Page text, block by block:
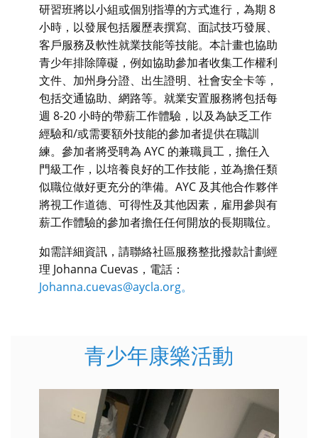
研習班將以小組或個別指導的方式進行，為期 8
小時，以發展包括履歷表撰寫、面試技巧發展、
客戶服務及軟性就業技能等技能。本計畫也協助
青少年排除障礙，例如協助參加者收集工作權利
文件、加州身分證、出生證明、社會安全卡等，
包括交通協助、網路等。就業安置服務將包括每
週 8-20 小時的帶薪工作體驗，以及為缺乏工作
經驗和/或需要額外技能的參加者提供在職訓
練。參加者將受聘為 AYC 的兼職員工，擔任入
門級工作，以培養良好的工作技能，並為擔任類
似職位做好更充分的準備。AYC 及其他合作夥伴
將視工作道德、可得性及其他因素，雇用參與有
薪工作體驗的參加者擔任任何開放的長期職位。
如需詳細資訊，請聯絡社區服務整批撥款計劃經
理 Johanna Cuevas，電話：
Johanna.cuevas@aycla.org。
青少年康樂活動